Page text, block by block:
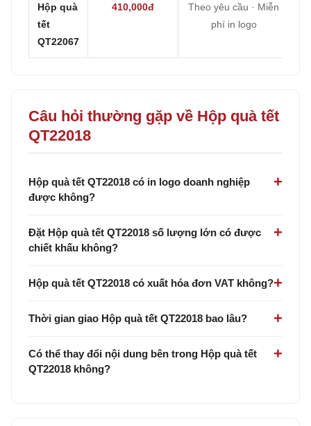
Hộp quà
tết
QT22067
410,000đ
Theo yêu cầu · Miễn
phí in logo
Câu hỏi thường gặp về Hộp quà tết
QT22018
Hộp quà tết QT22018 có in logo doanh nghiệp
được không?
Đặt Hộp quà tết QT22018 số lượng lớn có được
chiết khấu không?
Hộp quà tết QT22018 có xuất hóa đơn VAT không?
Thời gian giao Hộp quà tết QT22018 bao lâu?
Có thể thay đổi nội dung bên trong Hộp quà tết
QT22018 không?